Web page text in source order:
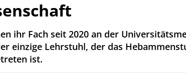
ihr Fach seit 2020 an der
einzige Lehrstuhl, der das
ist.